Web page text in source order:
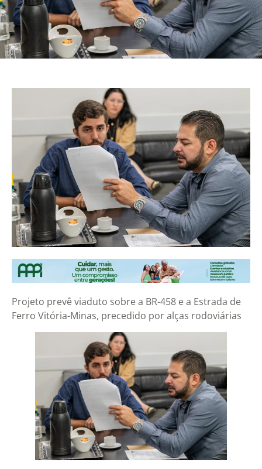
Projeto prevê viaduto sobre a BR-458 e a Estrada de
Ferro Vitória-Minas, precedido por alças rodoviárias